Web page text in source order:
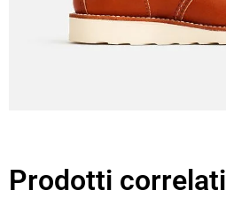
Prodotti correlati